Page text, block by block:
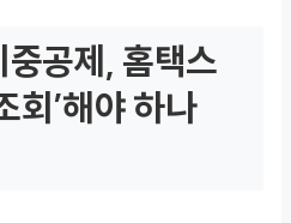
공제, 홈택스
회’해야 하나